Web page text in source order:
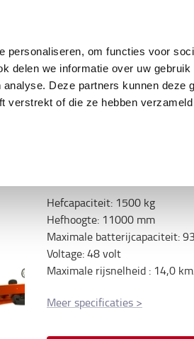
personaliseren, om functies voor
delen we informatie over uw
Deze partners kunnen deze
verstrekt of die ze hebben
Specificatie
Hefcapaciteit: 1500 kg
Hefhoogte: 11000 mm
Maximale batterijcapaciteit:
Voltage:48volt
Maximale rijsnelheid : 14,0
Meer specificaties >